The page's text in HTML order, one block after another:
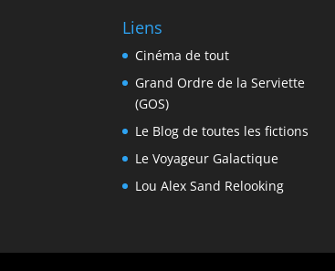
Liens
Cinéma de tout
Grand Ordre de la Serviette
(GOS)
Le Blog de toutes les fictions
Le Voyageur Galactique
Lou Alex Sand Relooking